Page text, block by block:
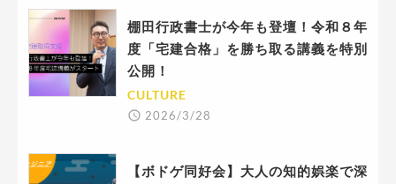
棚田行政書士が今年も登壇！令和８年
度「宅建合格」を勝ち取る講義を特別
公開！
CULTURE
2026/3/28
【ボドゲ同好会】大人の知的娯楽で深